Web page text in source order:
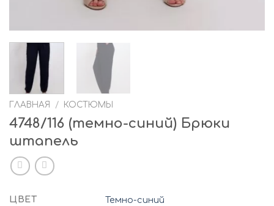
ГЛАВНАЯ / КОСТЮМЫ
4748/116 (темно-синий) Брюки
штапель
ЦВЕТ Темно-синий